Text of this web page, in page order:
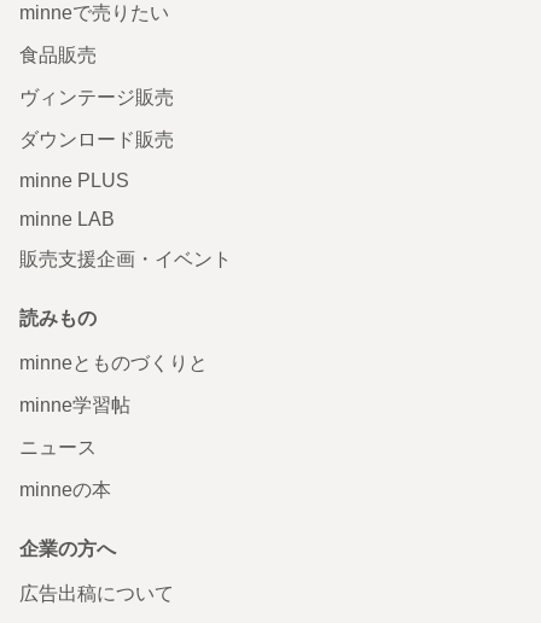
minneで売りたい
食品販売
ヴィンテージ販売
ダウンロード販売
minne PLUS
minne LAB
販売支援企画・イベント
読みもの
minneとものづくりと
minne学習帖
ニュース
minneの本
企業の方へ
広告出稿について